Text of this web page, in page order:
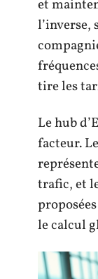
et
l’inverse,
tire les
Le hub
facteur.
trafic, et
le calcul